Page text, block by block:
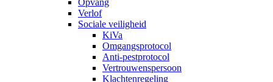
Opvang
Verlof
Sociale veiligheid
KiVa
Omgangsprotocol
Anti-pestprotocol
Vertrouwenspersoon
Klachtenregeling